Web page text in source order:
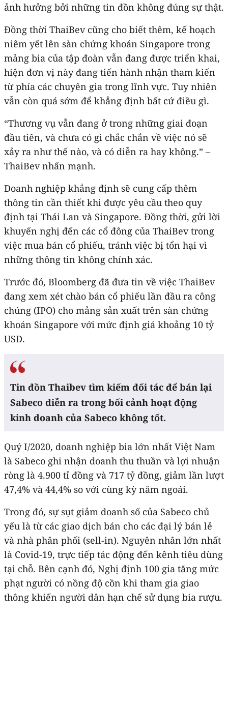
ảnh hưởng bởi những tin đồn không đúng sự thật.
Đồng thời ThaiBev cũng cho biết thêm, kế hoạch
niêm yết lên sàn chứng khoán Singapore trong
mảng bia của tập đoàn vẫn đang được triển khai,
hiện đơn vị này đang tiến hành nhận tham kiến
từ phía các chuyên gia trong lĩnh vực. Tuy nhiên
vẫn còn quá sớm để khẳng định bất cứ điều gì.
“Thương vụ vẫn đang ở trong những giai đoạn
đầu tiên, và chưa có gì chắc chắn về việc nó sẽ
xảy ra như thế nào, và có diễn ra hay không.” –
ThaiBev nhấn mạnh.
Doanh nghiệp khẳng định sẽ cung cấp thêm
thông tin cần thiết khi được yêu cầu theo quy
định tại Thái Lan và Singapore. Đồng thời, gửi lời
khuyến nghị đến các cổ đông của ThaiBev trong
việc mua bán cổ phiếu, tránh việc bị tổn hại vì
những thông tin không chính xác.
Trước đó, Bloomberg đã đưa tin về việc ThaiBev
đang xem xét chào bán cổ phiếu lần đầu ra công
chúng (IPO) cho mảng sản xuất trên sàn chứng
khoán Singapore với mức định giá khoảng 10 tỷ
USD.
Tin đồn Thaibev tìm kiếm đối tác để bán lại
Sabeco diễn ra trong bối cảnh hoạt động
kinh doanh của Sabeco không tốt.
Quý I/2020, doanh nghiệp bia lớn nhất Việt Nam
là Sabeco ghi nhận doanh thu thuần và lợi nhuận
ròng là 4.900 tỉ đồng và 717 tỷ đồng, giảm lần lượt
47,4% và 44,4% so với cùng kỳ năm ngoái.
Trong đó, sự sụt giảm doanh số của Sabeco chủ
yếu là từ các giao dịch bán cho các đại lý bán lẻ
và nhà phân phối (sell-in). Nguyên nhân lớn nhất
là Covid-19, trực tiếp tác động đến kênh tiêu dùng
tại chỗ. Bên cạnh đó, Nghị định 100 gia tăng mức
phạt người có nồng độ cồn khi tham gia giao
thông khiến người dân hạn chế sử dụng bia rượu.